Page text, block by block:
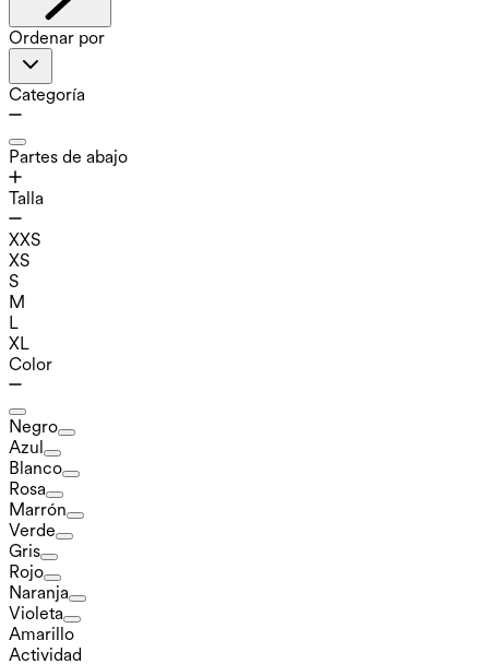
Ordenar por
Categoría
Partes de abajo
Talla
XXS
XS
S
M
L
XL
Color
Negro
Azul
Blanco
Rosa
Marrón
Verde
Gris
Rojo
Naranja
Violeta
Amarillo
Actividad